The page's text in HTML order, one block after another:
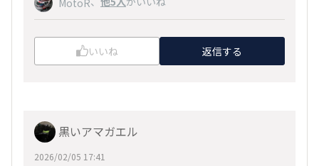
いいね 返信する
黒いアマガエル
2026/02/05 17:41